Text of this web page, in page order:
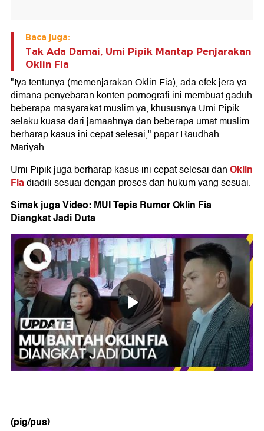
Baca juga:
Tak Ada Damai, Umi Pipik Mantap Penjarakan
Oklin Fia
"Iya tentunya (memenjarakan Oklin Fia), ada efek jera ya
dimana penyebaran konten pornografi ini membuat gaduh
beberapa masyarakat muslim ya, khususnya Umi Pipik
selaku kuasa dari jamaahnya dan beberapa umat muslim
berharap kasus ini cepat selesai," papar Raudhah
Mariyah.
Umi Pipik juga berharap kasus ini cepat selesai danOklin
Fiadiadili sesuai dengan proses dan hukum yang sesuai.
Simak juga Video: MUI Tepis Rumor Oklin Fia
Diangkat Jadi Duta
(pig/pus)